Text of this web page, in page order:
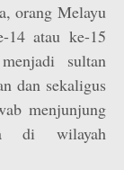
orang Melayu
14 atau ke-15
sultan
dan sekaligus
menjunjung
di wilayah